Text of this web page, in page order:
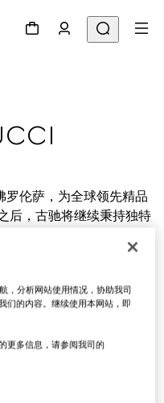
伦萨，为全球领先精品
后，古驰将继续秉持独特
开云集团 (Kering)，旗
及腕表等知名品牌。
牌系列的背后故事
，分析网站使用情况，协助我司
们的内容。继续使用本网站，即
更多信息，请参阅我司的